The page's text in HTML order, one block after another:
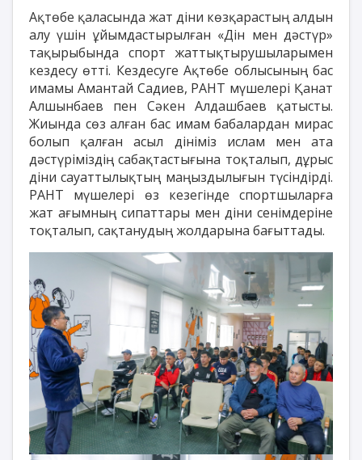
Ақтөбе қаласында жат діни көзқарастың алдын
алу үшін ұйымдастырылған «Дін мен дәстүр»
тақырыбында спорт жаттықтырушыларымен
кездесу өтті. Кездесуге Ақтөбе облысының бас
имамы Амантай Садиев, РАНТ мүшелері Қанат
Алшынбаев пен Сәкен Алдашбаев қатысты.
Жиында сөз алған бас имам бабалардан мирас
болып қалған асыл дініміз ислам мен ата
дәстүріміздің сабақтастығына тоқталып, дұрыс
діни сауаттылықтың маңыздылығын түсіндірді.
РАНТ мүшелері өз кезегінде спортшыларға
жат ағымның сипаттары мен діни сенімдеріне
тоқталып, сақтанудың жолдарына бағыттады.